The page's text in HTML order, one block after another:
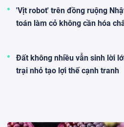
'Vịt robot' trên đồng ruộng
toán làm cỏ không cần hóa
Đất không nhiều vẫn sinh lời
trại nhỏ tạo lợi thế cạnh tranh